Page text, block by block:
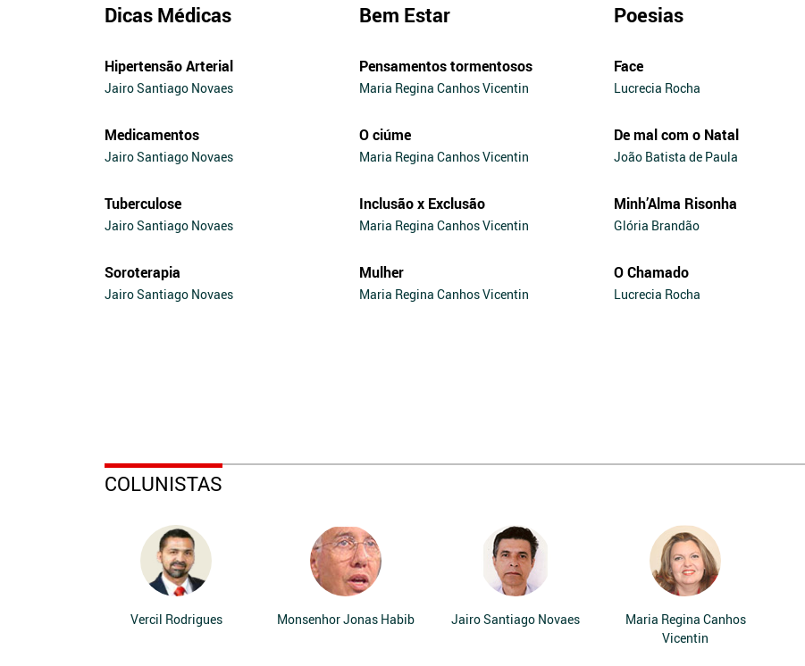
Dicas Médicas
Hipertensão Arterial
Jairo Santiago Novaes
Medicamentos
Jairo Santiago Novaes
Tuberculose
Jairo Santiago Novaes
Soroterapia
Jairo Santiago Novaes
Bem Estar
Pensamentos tormentosos
Maria Regina Canhos Vicentin
O ciúme
Maria Regina Canhos Vicentin
Inclusão x Exclusão
Maria Regina Canhos Vicentin
Mulher
Maria Regina Canhos Vicentin
Poesias
Face
Lucrecia Rocha
De mal com o Natal
João Batista de Paula
Minh’Alma Risonha
Glória Brandão
O Chamado
Lucrecia Rocha
COLUNISTAS
Vercil Rodrigues Monsenhor Jonas Habib Jairo Santiago Novaes
Maria Regina Canhos
Vicentin